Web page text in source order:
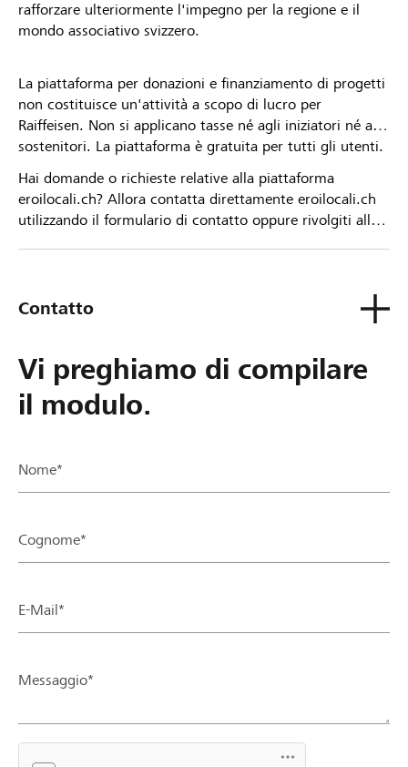
rafforzare ulteriormente l'impegno per la regione e il
mondo associativo svizzero.
La piattaforma per donazioni e finanziamento di progetti
non costituisce un'attività a scopo di lucro per
Raiffeisen. Non si applicano tasse né agli iniziatori né ai
sostenitori. La piattaforma è gratuita per tutti gli utenti.
Hai domande o richieste relative alla piattaforma
eroilocali.ch? Allora contatta direttamente eroilocali.ch
utilizzando il formulario di contatto oppure rivolgiti alla
Contatto
Vi preghiamo di compilare
il modulo.
Nome*
Cognome*
E-Mail*
Messaggio*